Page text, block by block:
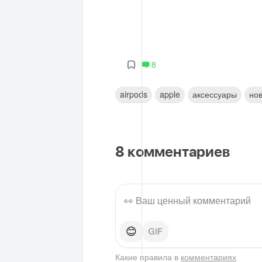
8
airpods apple аксессуары
8 комментариев
😊
Какие правила в комментариях